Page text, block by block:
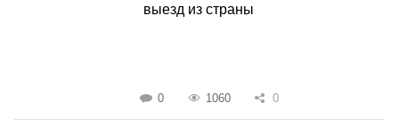
выезд из страны
0 1060 0